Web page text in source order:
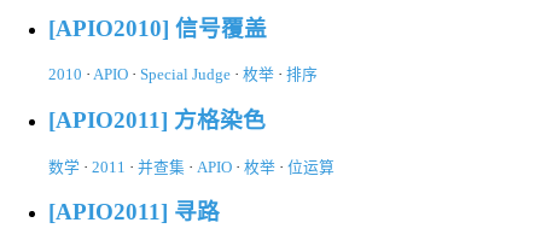
[APIO2010] 信号覆盖
2010 · APIO · Special Judge · 枚举 · 排序
[APIO2011] 方格染色
数学 · 2011 · 并查集 · APIO · 枚举 · 位运算
[APIO2011] 寻路